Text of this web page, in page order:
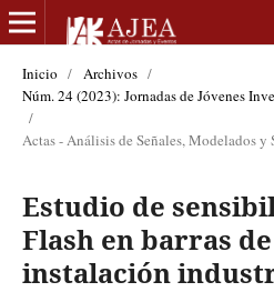
Inicio / Archivos /
Núm. 24 (2023): Jornadas de Jóvenes
/
Actas - Análisis de Señales, Modelados y
Estudio de
Flash en barras
instalación